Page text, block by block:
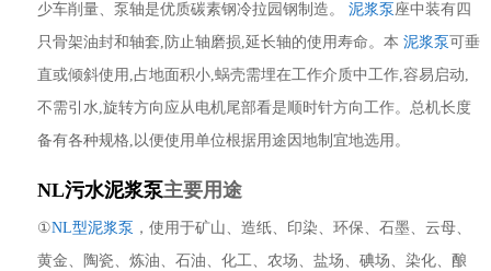
少车削量、泵轴是优质碳素钢冷拉园钢制造。 泥浆泵 座中装有四
只骨架油封和轴套,防止轴磨损,延长轴的使用寿命。本 泥浆泵可垂
直或倾斜使用,占地面积小,蜗壳需埋在工作介质中工作,容易启动,
不需引水,旋转方向应从电机尾部看是顺时针方向工作。总机长度
备有各种规格,以便使用单位根据用途因地制宜地选用。
NL污水泥浆泵主要用途
①NL型泥浆泵 ，使用于矿山、造纸、印染、环保、石墨、云母、
黄金、陶瓷、炼油、石油、化工、农场、盐场、碘场、染化、酿